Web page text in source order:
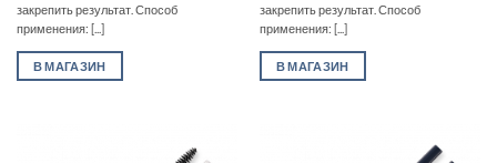
закрепить результат. Способ
применения: [...]
В МАГАЗИН
закрепить результат. Способ
применения: [...]
В МАГАЗИН